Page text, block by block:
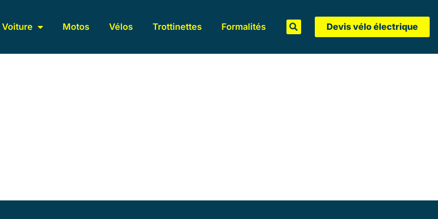
Voiture Motos Vélos Trottinettes Formalités Devis vélo électrique